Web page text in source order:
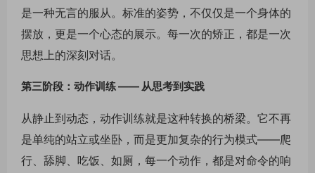
是一种无言的服从。标准的姿势，不仅仅是一个身体的
摆放，更是一个心态的展示。每一次的矫正，都是一次
思想上的深刻对话。
第三阶段：动作训练 —— 从思考到实践
从静止到动态，动作训练就是这种转换的桥梁。它不再
是单纯的站立或坐卧，而是更加复杂的行为模式——爬
行、舔脚、吃饭、如厕，每一个动作，都是对命令的响